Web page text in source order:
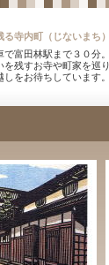
る寺内町（じないまち
で富田林駅まで３０分
を残すお寺や町家を巡
をお待ちしています